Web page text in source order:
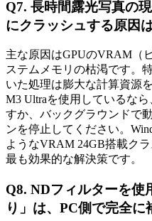
Q7. 長時間露光写真の
にクラッシュする原因
主な原因はGPUのVRAM（
ステムメモリの枯渇です。
いた処理は膨大な計算資源
M3 Ultraを使用しているな
すか、バックグラウンドで
ンを停止してください。
ようなVRAM 24GB搭載ク
最も効果的な解決策です。
Q8. NDフィルターを使
り」は、PC側で完全に